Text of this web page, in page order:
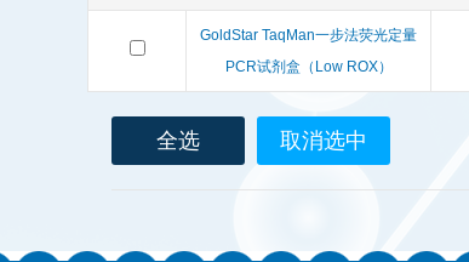
Berry & Associates
LGC Maine Standards
GoldStar TaqMan一步法荧光定量
PCR试剂盒（Low ROX）
全选 取消选中